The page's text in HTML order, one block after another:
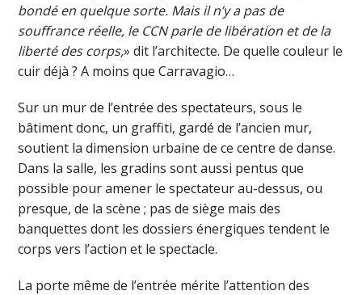
bondé en quelque sorte. Mais il n’y a pas de
souffrance réelle, le CCN parle de libération et de la
liberté des corps,» dit l’architecte. De quelle couleur le
cuir déjà ? A moins que Carravagio…
Sur un mur de l’entrée des spectateurs, sous le
bâtiment donc, un graffiti, gardé de l’ancien mur,
soutient la dimension urbaine de ce centre de danse.
Dans la salle, les gradins sont aussi pentus que
possible pour amener le spectateur au-dessus, ou
presque, de la scène ; pas de siège mais des
banquettes dont les dossiers énergiques tendent le
corps vers l’action et le spectacle.
La porte même de l’entrée mérite l’attention des